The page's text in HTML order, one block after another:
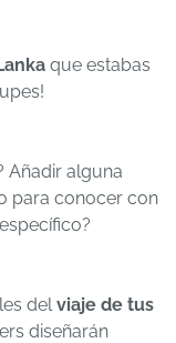
que estabas
Añadir alguna
para conocer con
del viaje de tus
diseñarán